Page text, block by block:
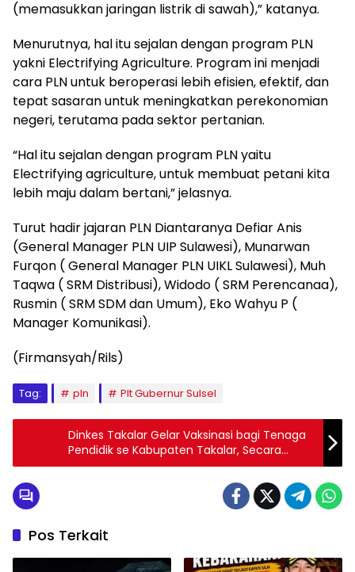
(memasukkan jaringan listrik di sawah),” katanya.
Menurutnya, hal itu sejalan dengan program PLN
yakni Electrifying Agriculture. Program ini menjadi
cara PLN untuk beroperasi lebih efisien, efektif, dan
tepat sasaran untuk meningkatkan perekonomian
negeri, terutama pada sektor pertanian.
“Hal itu sejalan dengan program PLN yaitu
Electrifying agriculture, untuk membuat petani kita
lebih maju dalam bertani,” jelasnya.
Turut hadir jajaran PLN Diantaranya Defiar Anis
(General Manager PLN UIP Sulawesi), Munarwan
Furqon ( General Manager PLN UIKL Sulawesi), Muh
Taqwa ( SRM Distribusi), Widodo ( SRM Perencanaa),
Rusmin ( SRM SDM dan Umum), Eko Wahyu P (
Manager Komunikasi).
(Firmansyah/Rils)
Tag: pln Plt Gubernur Sulsel
Dinkes Takalar Gelar Vaksinasi bagi Tenaga
Pendidik se Kabupaten Takalar, Secara
Serentak
Pos Terkait